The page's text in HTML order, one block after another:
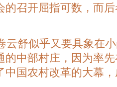
的召开屈指可数，而
舒似乎又要具象在
的中部村庄，因为率
中国农村改革的大幕